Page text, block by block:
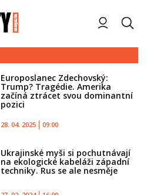
Europoslanec Zdechovský:
Trump? Tragédie. Amerika
začíná ztrácet svou dominantní
pozici
28. 04. 2025 09:00
Ukrajinské myši si pochutnávají
na ekologické kabeláži západní
techniky. Rus se ale nesměje